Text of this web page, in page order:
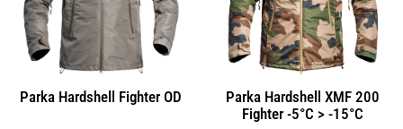
Parka Hardshell Fighter OD
Parka Hardshell XMF 200
Fighter -5°C > -15°C